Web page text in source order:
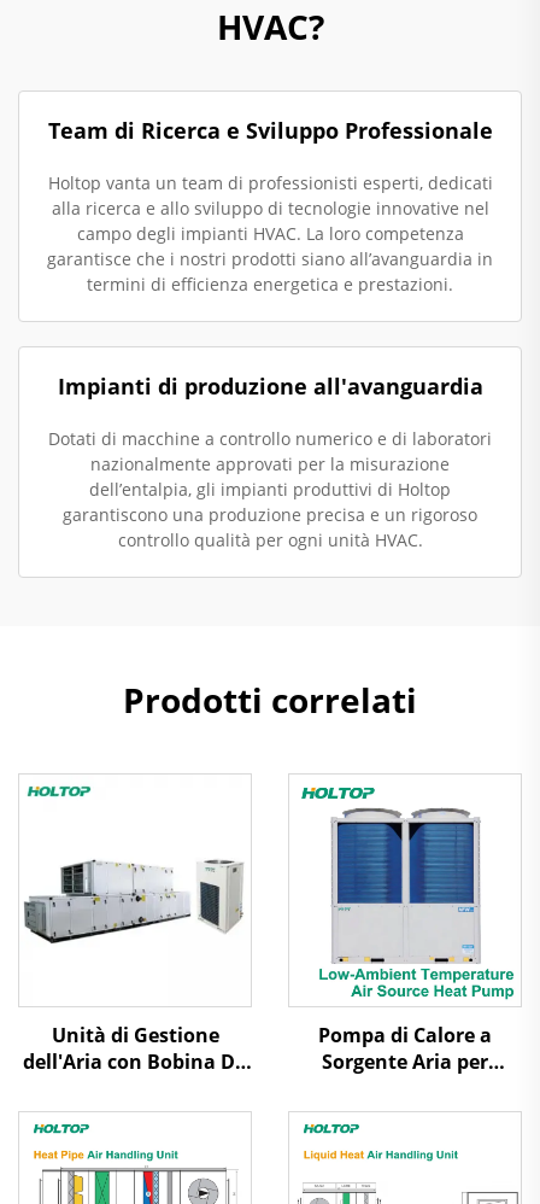
HVAC?
Team di Ricerca e Sviluppo Professionale
Holtop vanta un team di professionisti esperti, dedicati
alla ricerca e allo sviluppo di tecnologie innovative nel
campo degli impianti HVAC. La loro competenza
garantisce che i nostri prodotti siano all’avanguardia in
termini di efficienza energetica e prestazioni.
Impianti di produzione all'avanguardia
Dotati di macchine a controllo numerico e di laboratori
nazionalmente approvati per la misurazione
dell’entalpia, gli impianti produttivi di Holtop
garantiscono una produzione precisa e un rigoroso
controllo qualità per ogni unità HVAC.
Prodotti correlati
Unità di Gestione
dell'Aria con Bobina DX
Pompa di Calore a
Sorgente Aria per
Ambientali Basse a
Raffreddamento con
Scorrimento